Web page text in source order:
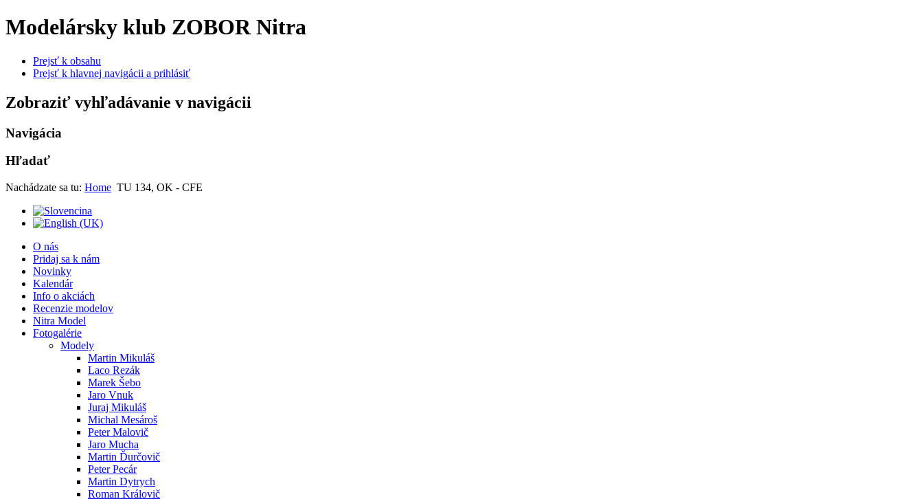
Modelársky klub ZOBOR Nitra
Prejsť k obsahu
Prejsť k hlavnej navigácii a prihlásiť
Zobraziť vyhľadávanie v navigácii
Navigácia
Hľadať
Nachádzate sa tu: Home TU 134, OK - CFE
O nás
Pridaj sa k nám
Novinky
Kalendár
Info o akciách
Recenzie modelov
Nitra Model
Fotogalérie
Modely
Martin Mikuláš
Laco Rezák
Marek Šebo
Jaro Vnuk
Juraj Mikuláš
Michal Mesároš
Peter Malovič
Jaro Mucha
Martin Ďurčovič
Peter Pecár
Martin Dytrych
Roman Královič